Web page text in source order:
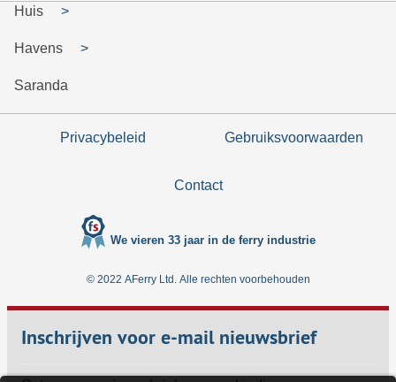
Huis
Havens
Saranda
Privacybeleid Gebruiksvoorwaarden
Contact
We vieren 33 jaar in de ferry industrie
© 2022 AFerry Ltd. Alle rechten voorbehouden
Inschrijven voor e-mail nieuwsbrief